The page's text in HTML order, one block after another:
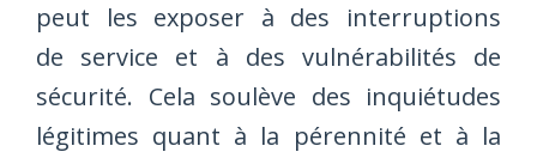
peut les exposer à des interruptions
de service et à des vulnérabilités de
sécurité. Cela soulève des inquiétudes
légitimes quant à la pérennité et à la